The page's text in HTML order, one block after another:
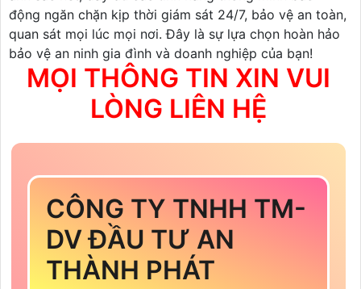
động ngăn chặn kịp thời giám sát 24/7, bảo vệ an toàn,
quan sát mọi lúc mọi nơi. Đây là sự lựa chọn hoàn hảo
bảo vệ an ninh gia đình và doanh nghiệp của bạn!
MỌI THÔNG TIN XIN VUI
LÒNG LIÊN HỆ
CÔNG TY TNHH TM-
DV ĐẦU TƯ AN
THÀNH PHÁT